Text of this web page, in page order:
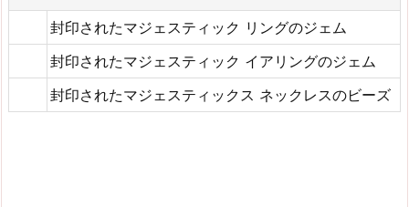
封印されたマジェスティック リングのジェム
封印されたマジェスティック イアリングのジェム
封印されたマジェスティックス ネックレスのビーズ